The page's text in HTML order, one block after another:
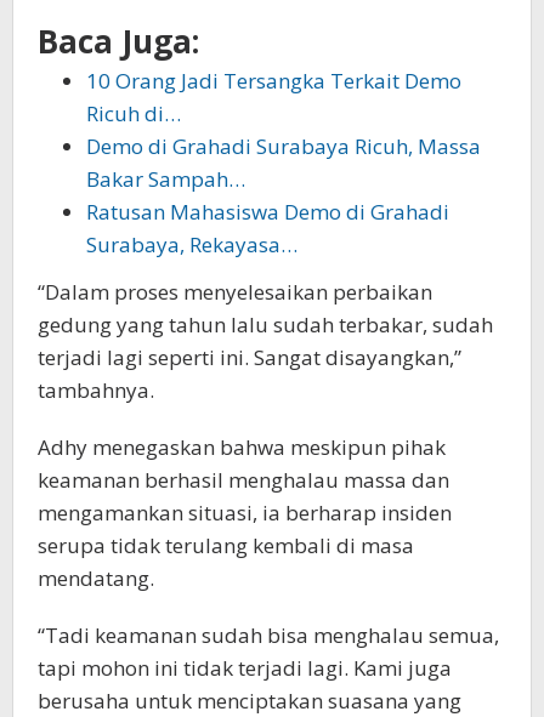
Baca Juga:
10 Orang Jadi Tersangka Terkait Demo
Ricuh di…
Demo di Grahadi Surabaya Ricuh, Massa
Bakar Sampah…
Ratusan Mahasiswa Demo di Grahadi
Surabaya, Rekayasa…
“Dalam proses menyelesaikan perbaikan
gedung yang tahun lalu sudah terbakar, sudah
terjadi lagi seperti ini. Sangat disayangkan,”
tambahnya.
Adhy menegaskan bahwa meskipun pihak
keamanan berhasil menghalau massa dan
mengamankan situasi, ia berharap insiden
serupa tidak terulang kembali di masa
mendatang.
“Tadi keamanan sudah bisa menghalau semua,
tapi mohon ini tidak terjadi lagi. Kami juga
berusaha untuk menciptakan suasana yang